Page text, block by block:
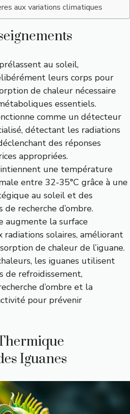
aux variations climatiques
au soleil,
leurs corps pour
de chaleur nécessaire
essentiels.
comme un détecteur
détectant les radiations
des réponses
appropriées.
une température
entre 32-35°C grâce à une
au soleil et des
recherche d’ombre.
augmente la surface
radiations solaires, améliorant
de chaleur de l’iguane.
les iguanes utilisent
de refroidissement,
d’ombre et la
pour prévenir
Iguanes